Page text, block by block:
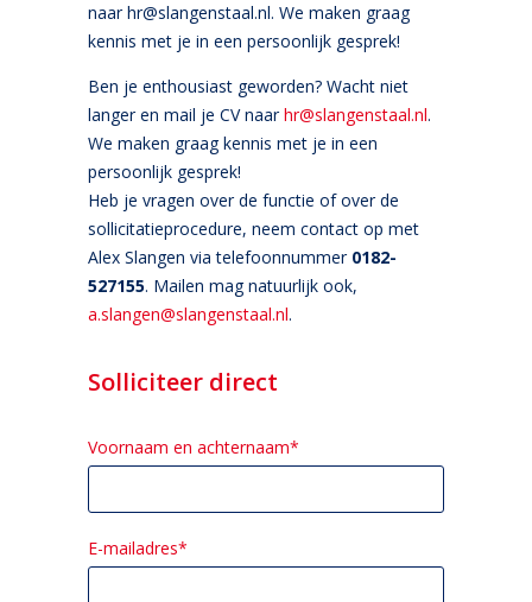
naar hr@slangenstaal.nl. We maken graag
kennis met je in een persoonlijk gesprek!
Ben je enthousiast geworden? Wacht niet
langer en mail je CV naarhr@slangenstaal.nl.
We maken graag kennis met je in een
persoonlijk gesprek!
Heb je vragen over de functie of over de
sollicitatieprocedure, neem contact op met
Alex Slangen via telefoonnummer 0182-
527155. Mailen mag natuurlijk ook,
a.slangen@slangenstaal.nl.
Solliciteer direct
Voornaam en achternaam*
E-mailadres*